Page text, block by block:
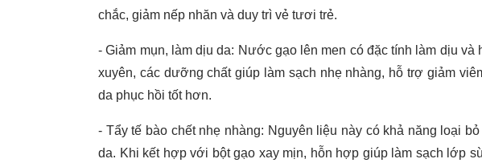
chắc, giảm nếp nhăn và duy trì vẻ tươi trẻ.
- Giảm mụn, làm dịu da: Nước gạo lên men có đặc tính làm dịu
xuyên, các dưỡng chất giúp làm sạch nhẹ nhàng, hỗ trợ giảm
da phục hồi tốt hơn.
- Tẩy tế bào chết nhẹ nhàng: Nguyên liệu này có khả năng loại
da. Khi kết hợp với bột gạo xay mịn, hỗn hợp giúp làm sạch lớp